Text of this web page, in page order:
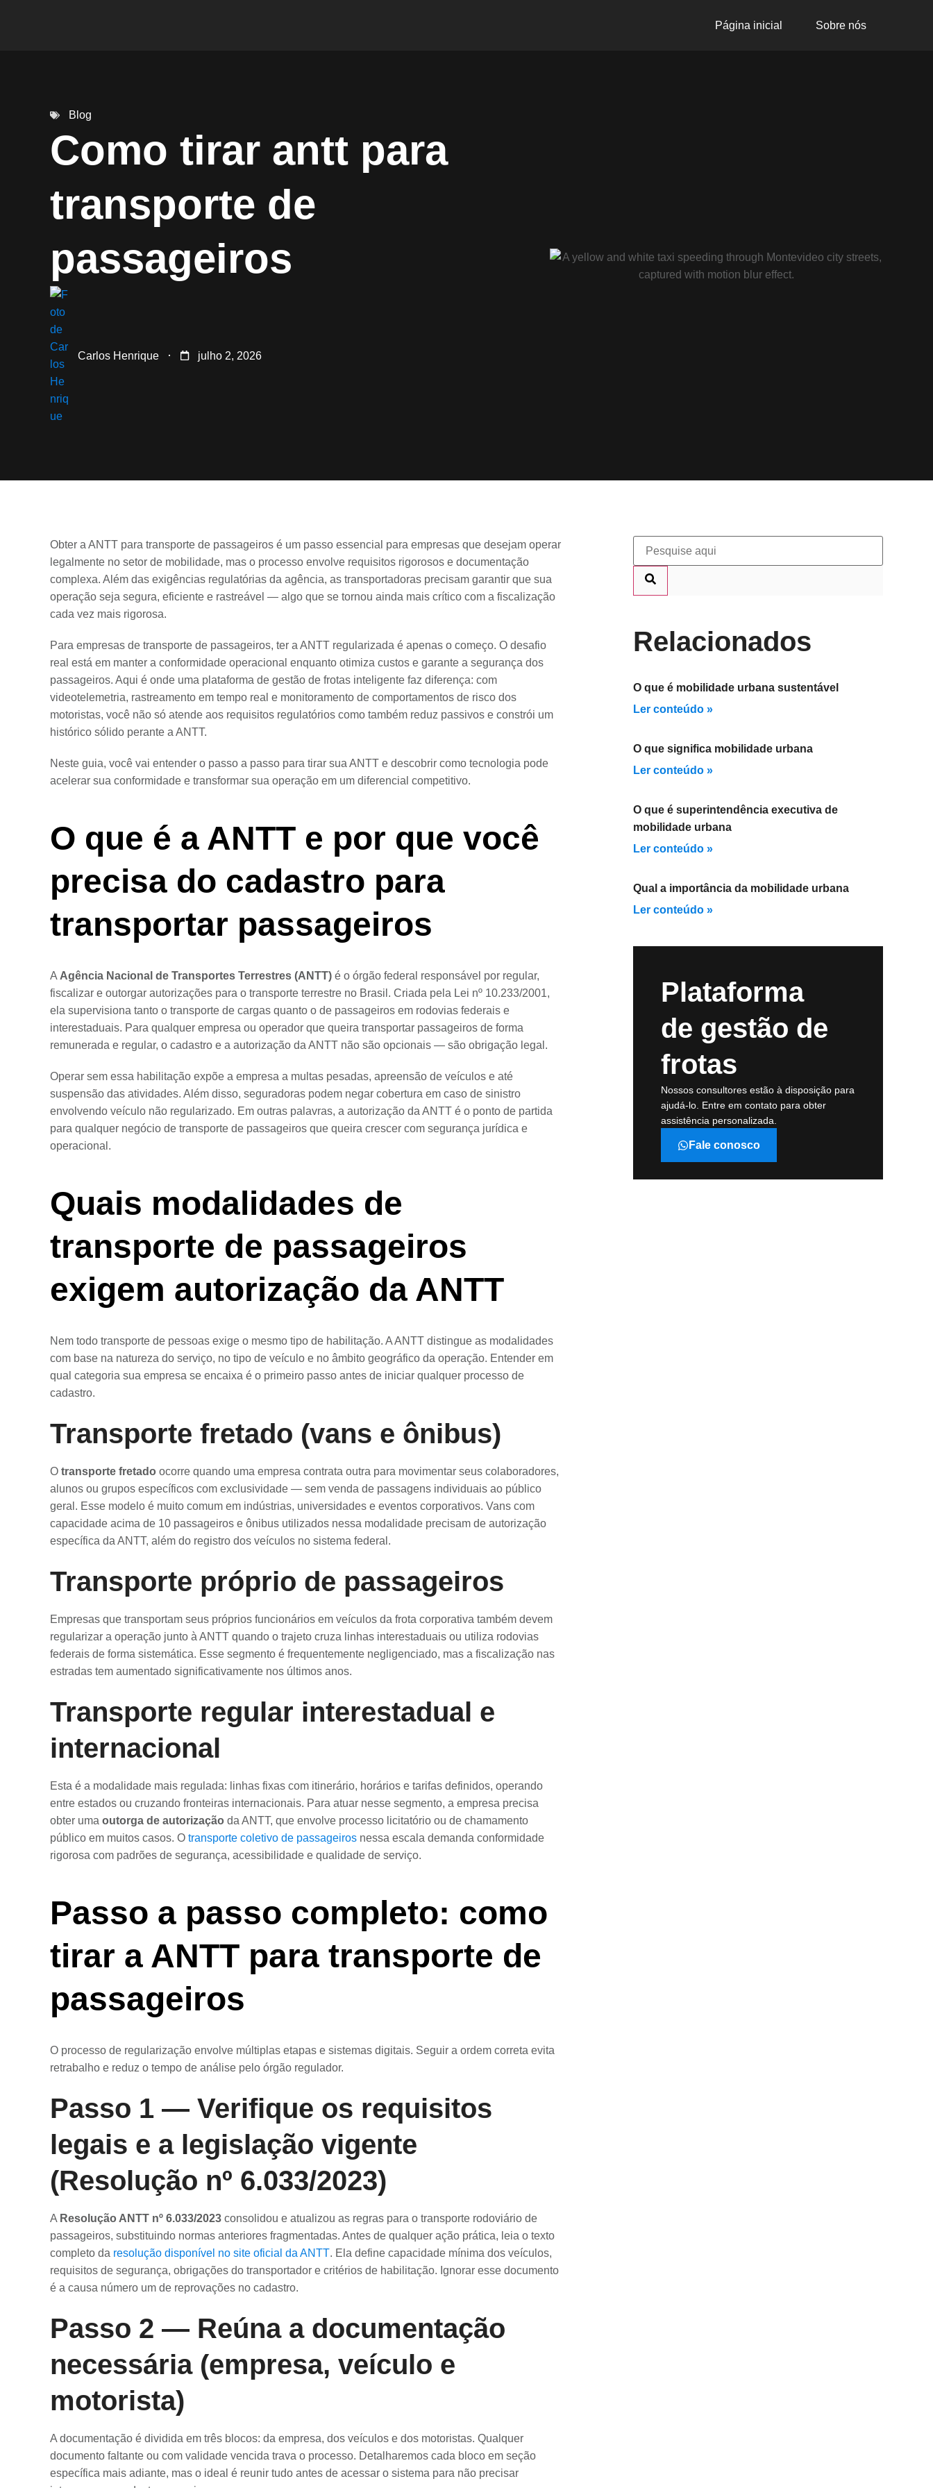
Página inicial Sobre nós
Blog
Como tirar antt para
transporte de
passageiros
Carlos Henrique julho 2, 2026
Obter a ANTT para transporte de passageiros é um passo essencial para empresas que desejam operar
legalmente no setor de mobilidade, mas o processo envolve requisitos rigorosos e documentação
complexa. Além das exigências regulatórias da agência, as transportadoras precisam garantir que sua
operação seja segura, eficiente e rastreável — algo que se tornou ainda mais crítico com a fiscalização
cada vez mais rigorosa.
Para empresas de transporte de passageiros, ter a ANTT regularizada é apenas o começo. O desafio
real está em manter a conformidade operacional enquanto otimiza custos e garante a segurança dos
passageiros. Aqui é onde uma plataforma de gestão de frotas inteligente faz diferença: com
videotelemetria, rastreamento em tempo real e monitoramento de comportamentos de risco dos
motoristas, você não só atende aos requisitos regulatórios como também reduz passivos e constrói um
histórico sólido perante a ANTT.
Neste guia, você vai entender o passo a passo para tirar sua ANTT e descobrir como tecnologia pode
acelerar sua conformidade e transformar sua operação em um diferencial competitivo.
O que é a ANTT e por que você
precisa do cadastro para
transportar passageiros
A Agência Nacional de Transportes Terrestres (ANTT) é o órgão federal responsável por regular,
fiscalizar e outorgar autorizações para o transporte terrestre no Brasil. Criada pela Lei nº 10.233/2001,
ela supervisiona tanto o transporte de cargas quanto o de passageiros em rodovias federais e
interestaduais. Para qualquer empresa ou operador que queira transportar passageiros de forma
remunerada e regular, o cadastro e a autorização da ANTT não são opcionais — são obrigação legal.
Operar sem essa habilitação expõe a empresa a multas pesadas, apreensão de veículos e até
suspensão das atividades. Além disso, seguradoras podem negar cobertura em caso de sinistro
envolvendo veículo não regularizado. Em outras palavras, a autorização da ANTT é o ponto de partida
para qualquer negócio de transporte de passageiros que queira crescer com segurança jurídica e
operacional.
Quais modalidades de
transporte de passageiros
exigem autorização da ANTT
Nem todo transporte de pessoas exige o mesmo tipo de habilitação. A ANTT distingue as modalidades
com base na natureza do serviço, no tipo de veículo e no âmbito geográfico da operação. Entender em
qual categoria sua empresa se encaixa é o primeiro passo antes de iniciar qualquer processo de
cadastro.
Transporte fretado (vans e ônibus)
O transporte fretado ocorre quando uma empresa contrata outra para movimentar seus colaboradores,
alunos ou grupos específicos com exclusividade — sem venda de passagens individuais ao público
geral. Esse modelo é muito comum em indústrias, universidades e eventos corporativos. Vans com
capacidade acima de 10 passageiros e ônibus utilizados nessa modalidade precisam de autorização
específica da ANTT, além do registro dos veículos no sistema federal.
Transporte próprio de passageiros
Empresas que transportam seus próprios funcionários em veículos da frota corporativa também devem
regularizar a operação junto à ANTT quando o trajeto cruza linhas interestaduais ou utiliza rodovias
federais de forma sistemática. Esse segmento é frequentemente negligenciado, mas a fiscalização nas
estradas tem aumentado significativamente nos últimos anos.
Transporte regular interestadual e
internacional
Esta é a modalidade mais regulada: linhas fixas com itinerário, horários e tarifas definidos, operando
entre estados ou cruzando fronteiras internacionais. Para atuar nesse segmento, a empresa precisa
obter uma outorga de autorização da ANTT, que envolve processo licitatório ou de chamamento
público em muitos casos. O transporte coletivo de passageiros nessa escala demanda conformidade
rigorosa com padrões de segurança, acessibilidade e qualidade de serviço.
Passo a passo completo: como
tirar a ANTT para transporte de
passageiros
O processo de regularização envolve múltiplas etapas e sistemas digitais. Seguir a ordem correta evita
retrabalho e reduz o tempo de análise pelo órgão regulador.
Passo 1 — Verifique os requisitos
legais e a legislação vigente
(Resolução nº 6.033/2023)
A Resolução ANTT nº 6.033/2023 consolidou e atualizou as regras para o transporte rodoviário de
passageiros, substituindo normas anteriores fragmentadas. Antes de qualquer ação prática, leia o texto
completo da resolução disponível no site oficial da ANTT. Ela define capacidade mínima dos veículos,
requisitos de segurança, obrigações do transportador e critérios de habilitação. Ignorar esse documento
é a causa número um de reprovações no cadastro.
Passo 2 — Reúna a documentação
necessária (empresa, veículo e
motorista)
A documentação é dividida em três blocos: da empresa, dos veículos e dos motoristas. Qualquer
documento faltante ou com validade vencida trava o processo. Detalharemos cada bloco em seção
específica mais adiante, mas o ideal é reunir tudo antes de acessar o sistema para não precisar
Relacionados
O que é mobilidade urbana sustentável
Ler conteúdo »
O que significa mobilidade urbana
Ler conteúdo »
O que é superintendência executiva de
mobilidade urbana
Ler conteúdo »
Qual a importância da mobilidade urbana
Ler conteúdo »
Plataforma
de gestão de
frotas
Nossos consultores estão à disposição para
ajudá-lo. Entre em contato para obter
assistência personalizada.
Fale conosco